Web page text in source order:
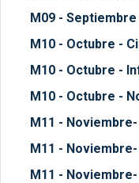
M09 -
M10 - Octubre -
M10 - Octubre -
M10 - Octubre -
M11 -
M11 -
M11 -